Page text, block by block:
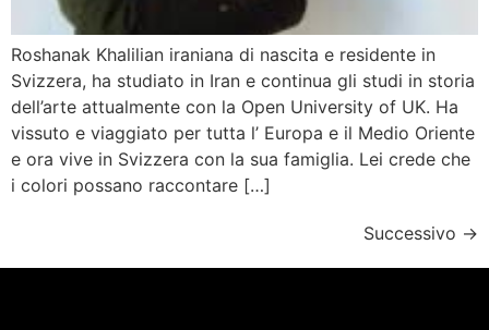
Roshanak Khalilian iraniana di nascita e residente in
Svizzera, ha studiato in Iran e continua gli studi in storia
dell’arte attualmente con la Open University of UK. Ha
vissuto e viaggiato per tutta l’ Europa e il Medio Oriente
e ora vive in Svizzera con la sua famiglia. Lei crede che
i colori possano raccontare […]
Successivo →